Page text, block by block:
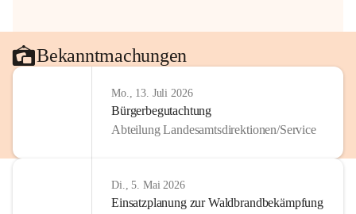
Bekanntmachungen
Mo., 13. Juli 2026
Bürgerbegutachtung
Abteilung Landesamtsdirektionen/Service
Di., 5. Mai 2026
Einsatzplanung zur Waldbrandbekämpfung